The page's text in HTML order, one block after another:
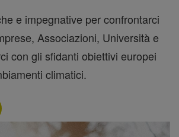
e impegnative per confrontarci
Associazioni, Università e
con gli sfidanti obiettivi europei
climatici.